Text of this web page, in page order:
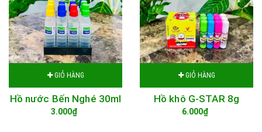
GIỎ HÀNG
Hồ nước Bến Nghé 30ml
3.000₫
GIỎ HÀNG
Hồ khô G-STAR 8g
6.000₫